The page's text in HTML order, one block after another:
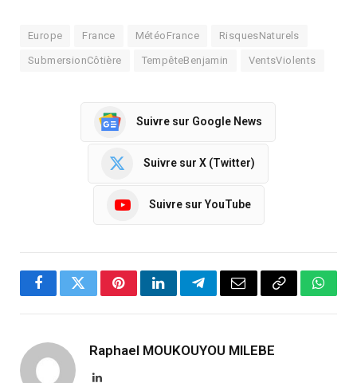
Europe France MétéoFrance RisquesNaturels
SubmersionCôtière TempêteBenjamin VentsViolents
Suivre sur Google News
Suivre sur X (Twitter)
Suivre sur YouTube
FacebookTwitterPinterestLinkedInTelegramEmail Copy
Raphael MOUKOUYOU MILEBE
LinkedIn